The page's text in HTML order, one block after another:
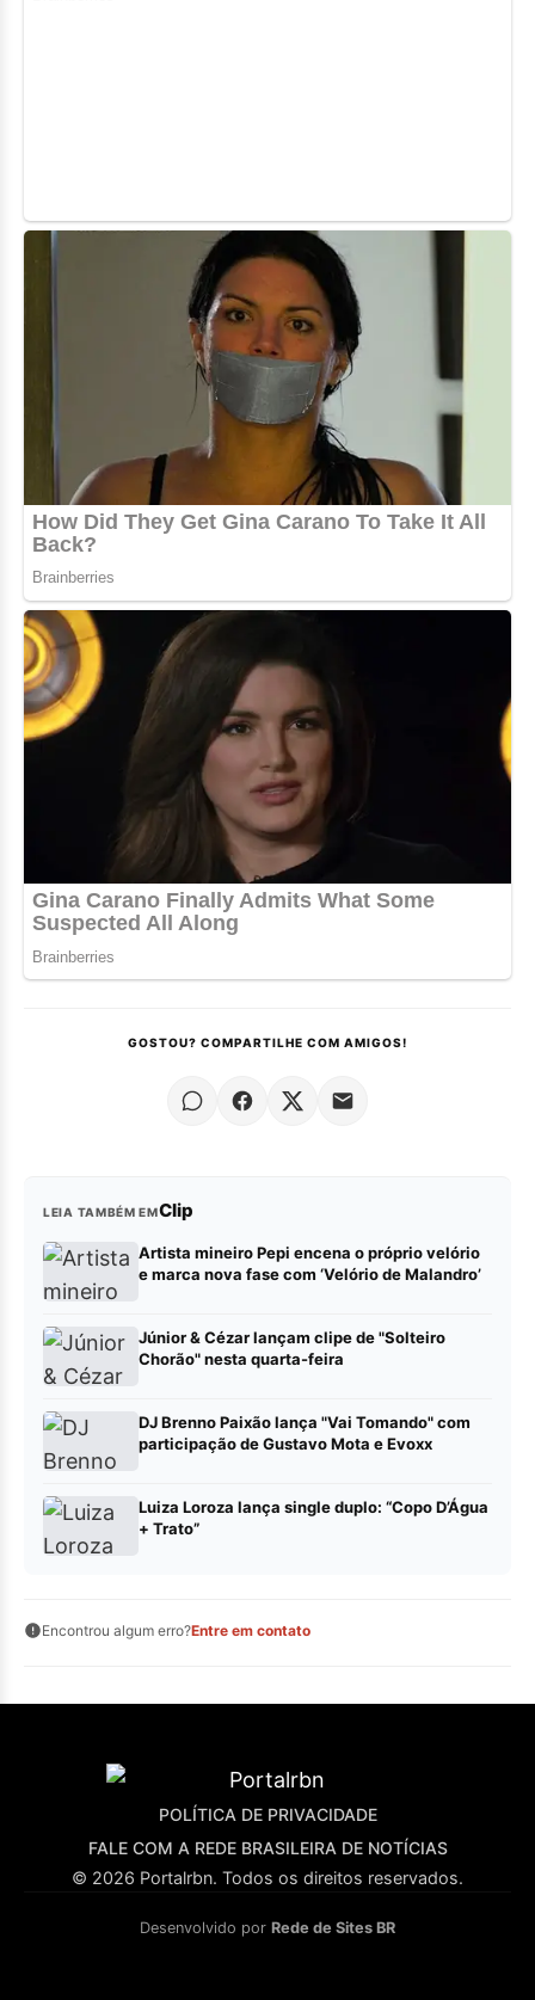
GOSTOU? COMPARTILHE COM AMIGOS!
LEIA TAMBÉM EMClip
Artista mineiro Pepi encena o próprio velório
e marca nova fase com ‘Velório de Malandro’
Júnior & Cézar lançam clipe de "Solteiro
Chorão" nesta quarta-feira
DJ Brenno Paixão lança "Vai Tomando" com
participação de Gustavo Mota e Evoxx
Luiza Loroza lança single duplo: “Copo D’Água
+ Trato”
Encontrou algum erro?Entre em contato
POLÍTICA DE PRIVACIDADE
FALE COM A REDE BRASILEIRA DE NOTÍCIAS
© 2026 Portalrbn. Todos os direitos reservados.
Desenvolvido por Rede de Sites BR